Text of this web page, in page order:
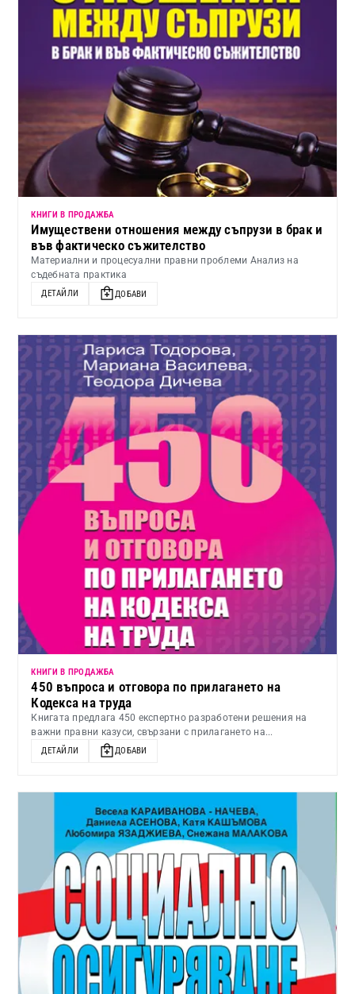
КНИГИ В ПРОДАЖБА
Имуществени отношения между съпрузи в брак и
във фактическо съжителство
Материални и процесуални правни проблеми Анализ на
съдебната практика
ДЕТАЙЛИ ДОБАВИ
КНИГИ В ПРОДАЖБА
450 въпроса и отговора по прилагането на
Кодекса на труда
Книгата предлага 450 експертно разработени решения на
важни правни казуси, свързани с прилагането на...
ДЕТАЙЛИ ДОБАВИ